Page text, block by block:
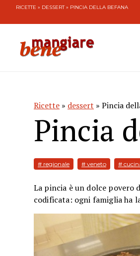
RICETTE » DESSERT» PINCIA DELLA BEFANA
Ricette » dessert » Pincia
Pincia
# regionale # veneto #
La pincia è un dolce
codificata: ogni famiglia ha